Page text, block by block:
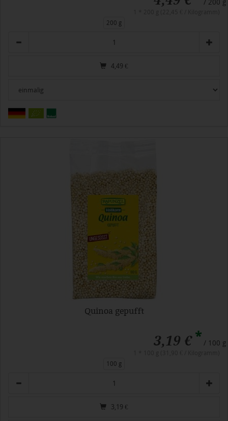
/ 200 g
200 g
4,49 €
Quinoa gepufft
3,19 €* / 100 g
100 g
3,19 €